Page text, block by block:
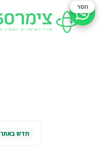
חדש באתר
סיוע בהזמנה
הסר